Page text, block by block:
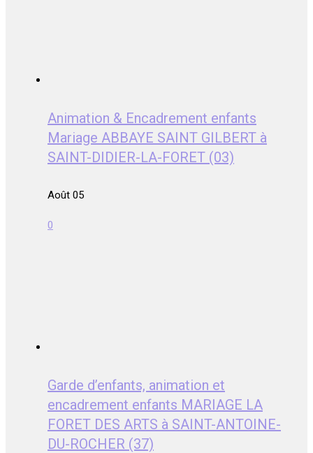
Animation & Encadrement enfants
Mariage ABBAYE SAINT GILBERT à
SAINT-DIDIER-LA-FORET (03)
Août 05
0
Garde d’enfants, animation et
encadrement enfants MARIAGE LA
FORET DES ARTS à SAINT-ANTOINE-
DU-ROCHER (37)